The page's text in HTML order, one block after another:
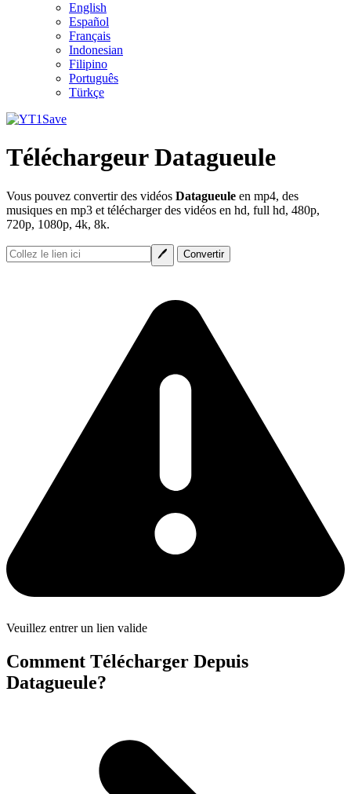
English
Español
Français
Indonesian
Filipino
Português
Türkçe
Téléchargeur Datagueule
Vous pouvez convertir des vidéos Datagueule en mp4, des
musiques en mp3 et télécharger des vidéos en hd, full hd, 480p,
720p, 1080p, 4k, 8k.
Veuillez entrer un lien valide
Comment Télécharger Depuis
Datagueule?